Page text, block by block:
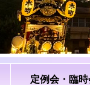
定例会・臨時